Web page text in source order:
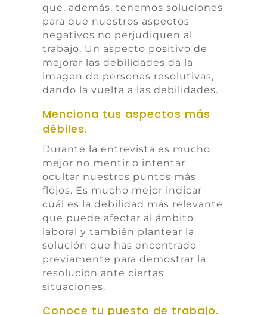
que, además, tenemos soluciones
para que nuestros aspectos
negativos no perjudiquen al
trabajo. Un aspecto positivo de
mejorar las debilidades da la
imagen de personas resolutivas,
dando la vuelta a las debilidades.
Menciona tus aspectos más
débiles.
Durante la entrevista es mucho
mejor no mentir o intentar
ocultar nuestros puntos más
flojos. Es mucho mejor indicar
cuál es la debilidad más relevante
que puede afectar al ámbito
laboral y también plantear la
solución que has encontrado
previamente para demostrar la
resolución ante ciertas
situaciones.
Conoce tu puesto de trabajo.